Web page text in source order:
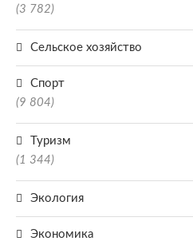
(3 782)
Сельское хозяйство
Спорт
(9 804)
Туризм
(1 344)
Экология
Экономика